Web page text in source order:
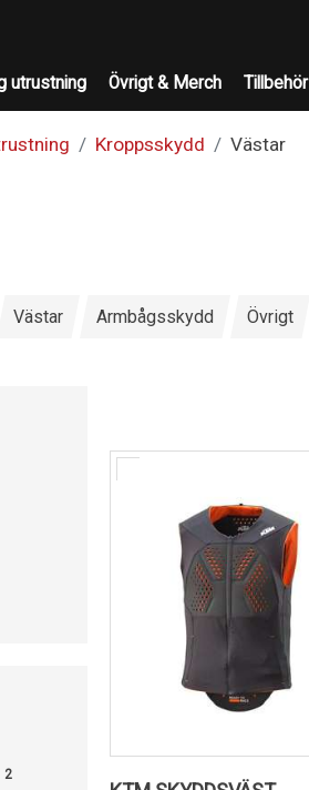
utrustning Övrigt & Merch Tillbehör
Kroppsskydd Västar
Västar Armbågsskydd Övrigt
2